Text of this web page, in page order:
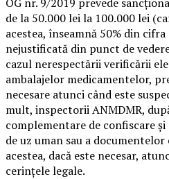
de la 50.000 lei la 100.000 lei
acestea, înseamnă 50% din
nejustificată din punct de
cazul nerespectării verificării
ambalajelor medicamentelor,
necesare atunci când este
mult, inspectorii ANMDMR,
complementare de confiscare
de uz uman sau a
acestea, dacă este necesar,
cerințele legale.